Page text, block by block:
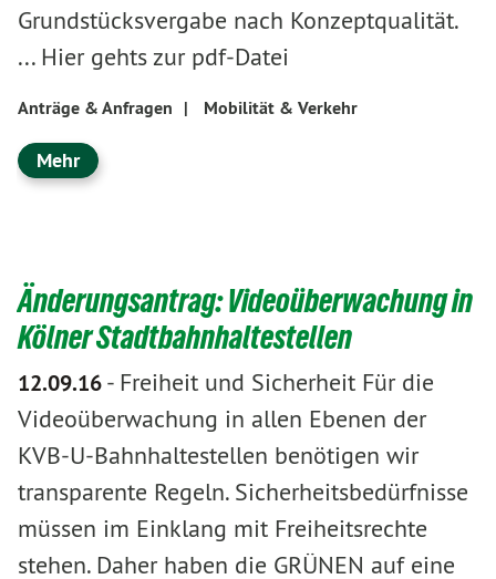
Grundstücksvergabe nach Konzeptqualität.
... Hier gehts zur pdf-Datei
Anträge & Anfragen | Mobilität & Verkehr
Mehr
Änderungsantrag: Videoüberwachung in
Kölner Stadtbahnhaltestellen
12.09.16- Freiheit und Sicherheit Für die
Videoüberwachung in allen Ebenen der
KVB-U-Bahnhaltestellen benötigen wir
transparente Regeln. Sicherheitsbedürfnisse
müssen im Einklang mit Freiheitsrechte
stehen. Daher haben die GRÜNEN auf eine